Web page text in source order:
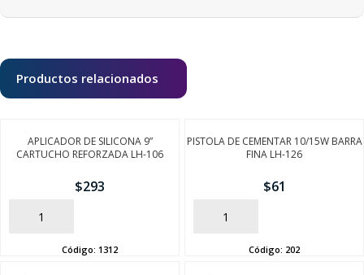
Productos relacionados
APLICADOR DE SILICONA 9”
CARTUCHO REFORZADA LH-106
$293
AÑADIR
Código: 1312
PISTOLA DE CEMENTAR 10/15W BARRA
FINA LH-126
$61
AÑADIR
Código: 202